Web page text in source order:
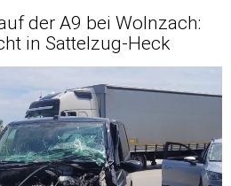
der A9 bei Wolnzach:
in Sattelzug-Heck